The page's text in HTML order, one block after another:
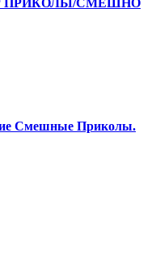
ПРИКОЛЫ/СМЕШНО
Смешные Приколы.